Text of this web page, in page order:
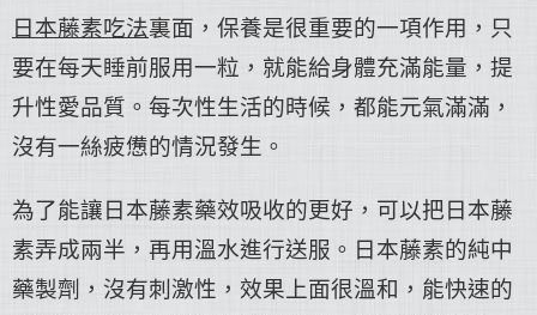
日本藤素吃法裏面，保養是很重要的一項作用，只
要在每天睡前服用一粒，就能給身體充滿能量，提
升性愛品質。每次性生活的時候，都能元氣滿滿，
沒有一絲疲憊的情況發生。
為了能讓日本藤素藥效吸收的更好，可以把日本藤
素弄成兩半，再用溫水進行送服。日本藤素的純中
藥製劑，沒有刺激性，效果上面很溫和，能快速的